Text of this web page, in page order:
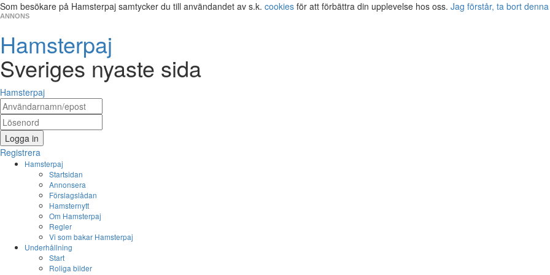
Som besökare på Hamsterpaj samtycker du till användandet av s.k. cookies för att förbättra din upplevelse hos oss. Jag förstår, ta bort
ANNONS
Hamsterpaj
Sveriges nyaste sida
Hamsterpaj
Logga in
Registrera
Hamsterpaj
Startsidan
Annonsera
Förslagslådan
Hamsternytt
Om Hamsterpaj
Regler
Vi som bakar Hamsterpaj
Underhållning
Start
Roliga bilder